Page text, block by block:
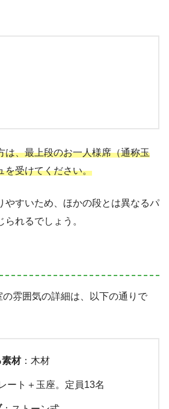
は、最上段のお一人様席（通称玉
を受けてください。
やすいため、ほかの段とは異なるパ
れるでしょう。
雰囲気の詳細は、以下の通りで
材：木材
ート＋玉座。定員13名